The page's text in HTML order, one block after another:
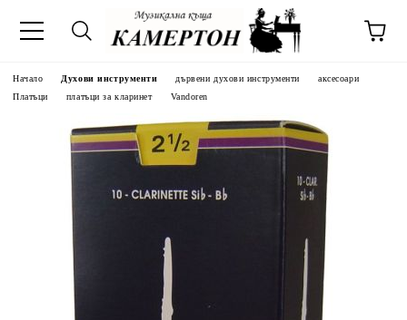
Начало Духови инструменти дървени духови инструменти
аксесоари
Платъци
платъци за кларинет Vandoren